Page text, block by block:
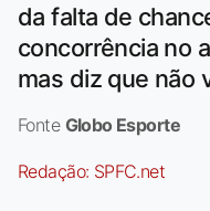
da falta de
concorrência no
mas diz que não
Fonte Globo Esporte
Redação: SPFC.net